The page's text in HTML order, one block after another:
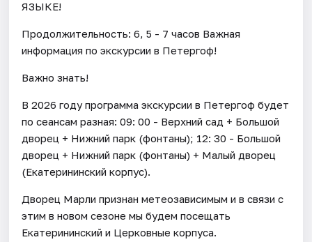
ЯЗЫКЕ!
Продолжительность: 6, 5 - 7 часов Важная
информация по экскурсии в Петергоф!
Важно знать!
В 2026 году программа экскурсии в Петергоф будет
по сеансам разная: 09: 00 - Верхний сад + Большой
дворец + Нижний парк (фонтаны); 12: 30 - Большой
дворец + Нижний парк (фонтаны) + Малый дворец
(Екатерининский корпус).
Дворец Марли признан метеозависимым и в связи с
этим в новом сезоне мы будем посещать
Екатерининский и Церковные корпуса.